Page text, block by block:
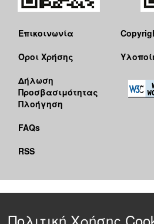
Επικοινωνία
Όροι Χρήσης
Δήλωση
Προσβασιμότητας
Πλοήγηση
FAQs
RSS